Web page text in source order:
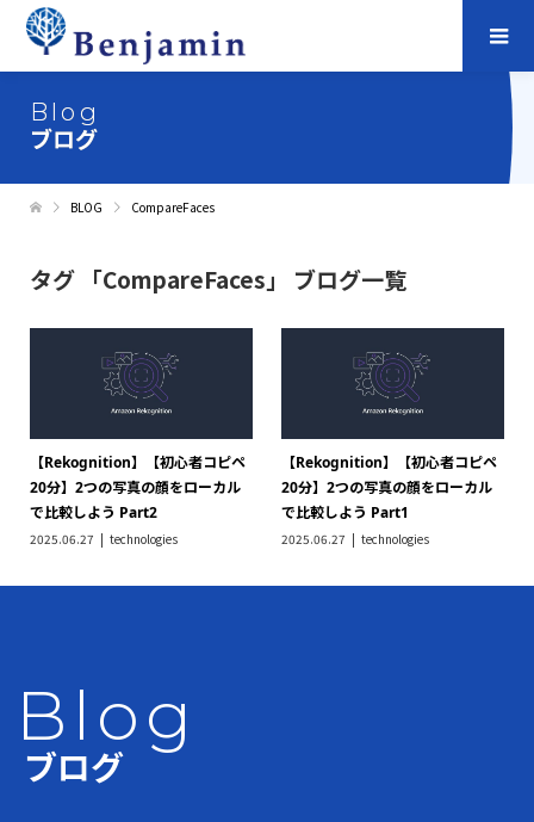
Blog
ブログ
BLOG CompareFaces
タグ 「CompareFaces」 ブログ一覧
【Rekognition】【初心者コピペ
20分】2つの写真の顔をローカル
で比較しよう Part2
2025.06.27 technologies
【Rekognition】【初心者コピペ
20分】2つの写真の顔をローカル
で比較しよう Part1
2025.06.27 technologies
Blog
ブログ